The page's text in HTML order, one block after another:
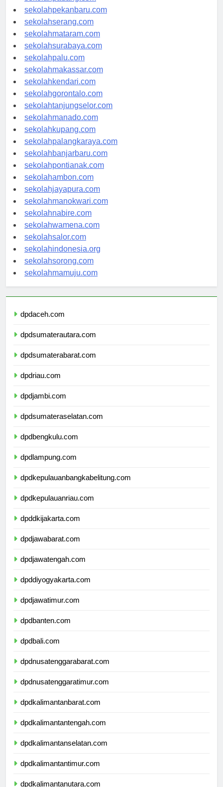
sekolahpadang.com
sekolahpekanbaru.com
sekolahserang.com
sekolahmataram.com
sekolahsurabaya.com
sekolahpalu.com
sekolahmakassar.com
sekolahkendari.com
sekolahgorontalo.com
sekolahtanjungselor.com
sekolahmanado.com
sekolahkupang.com
sekolahpalangkaraya.com
sekolahbanjarbaru.com
sekolahpontianak.com
sekolahambon.com
sekolahjayapura.com
sekolahmanokwari.com
sekolahnabire.com
sekolahwamena.com
sekolahsalor.com
sekolahindonesia.org
sekolahsorong.com